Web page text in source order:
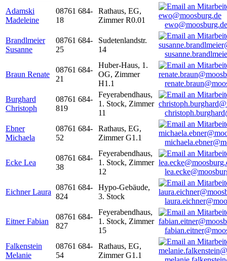
Adamski
Madeleine
08761 684-
18
Rathaus, EG,
Zimmer R0.01
ewo@moosburg.de
Brandlmeier
Susanne
08761 684-
25
Sudetenlandstr.
14
Braun Renate
08761 684-
21
Huber-Haus, 1.
OG, Zimmer
H1.1
Burghard
Christoph
08761 684-
819
Feyerabendhaus,
1. Stock, Zimmer
11
Ebner
Michaela
08761 684-
52
Rathaus, EG,
Zimmer G1.1
Ecke Lea
08761 684-
38
Feyerabendhaus,
1. Stock, Zimmer
12
Eichner Laura
08761 684-
824
Hypo-Gebäude,
3. Stock
Eitner Fabian
08761 684-
827
Feyerabendhaus,
1. Stock, Zimmer
15
Falkenstein
Melanie
08761 684-
54
Rathaus, EG,
Zimmer G1.1